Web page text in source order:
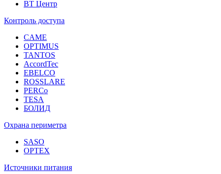
ВТ Центр
Контроль доступа
CAME
OPTIMUS
TANTOS
AccordTec
EBELCO
ROSSLARE
PERCo
TESA
БОЛИД
Охрана периметра
SASO
OPTEX
Источники питания